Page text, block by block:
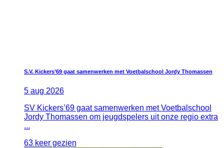
S.V. Kickers’69 gaat samenwerken met Voetbalschool Jordy Thomassen
5 aug 2026
SV Kickers’69 gaat samenwerken met Voetbalschool
Jordy Thomassen om jeugdspelers uit onze regio extra
...
63 keer gezien